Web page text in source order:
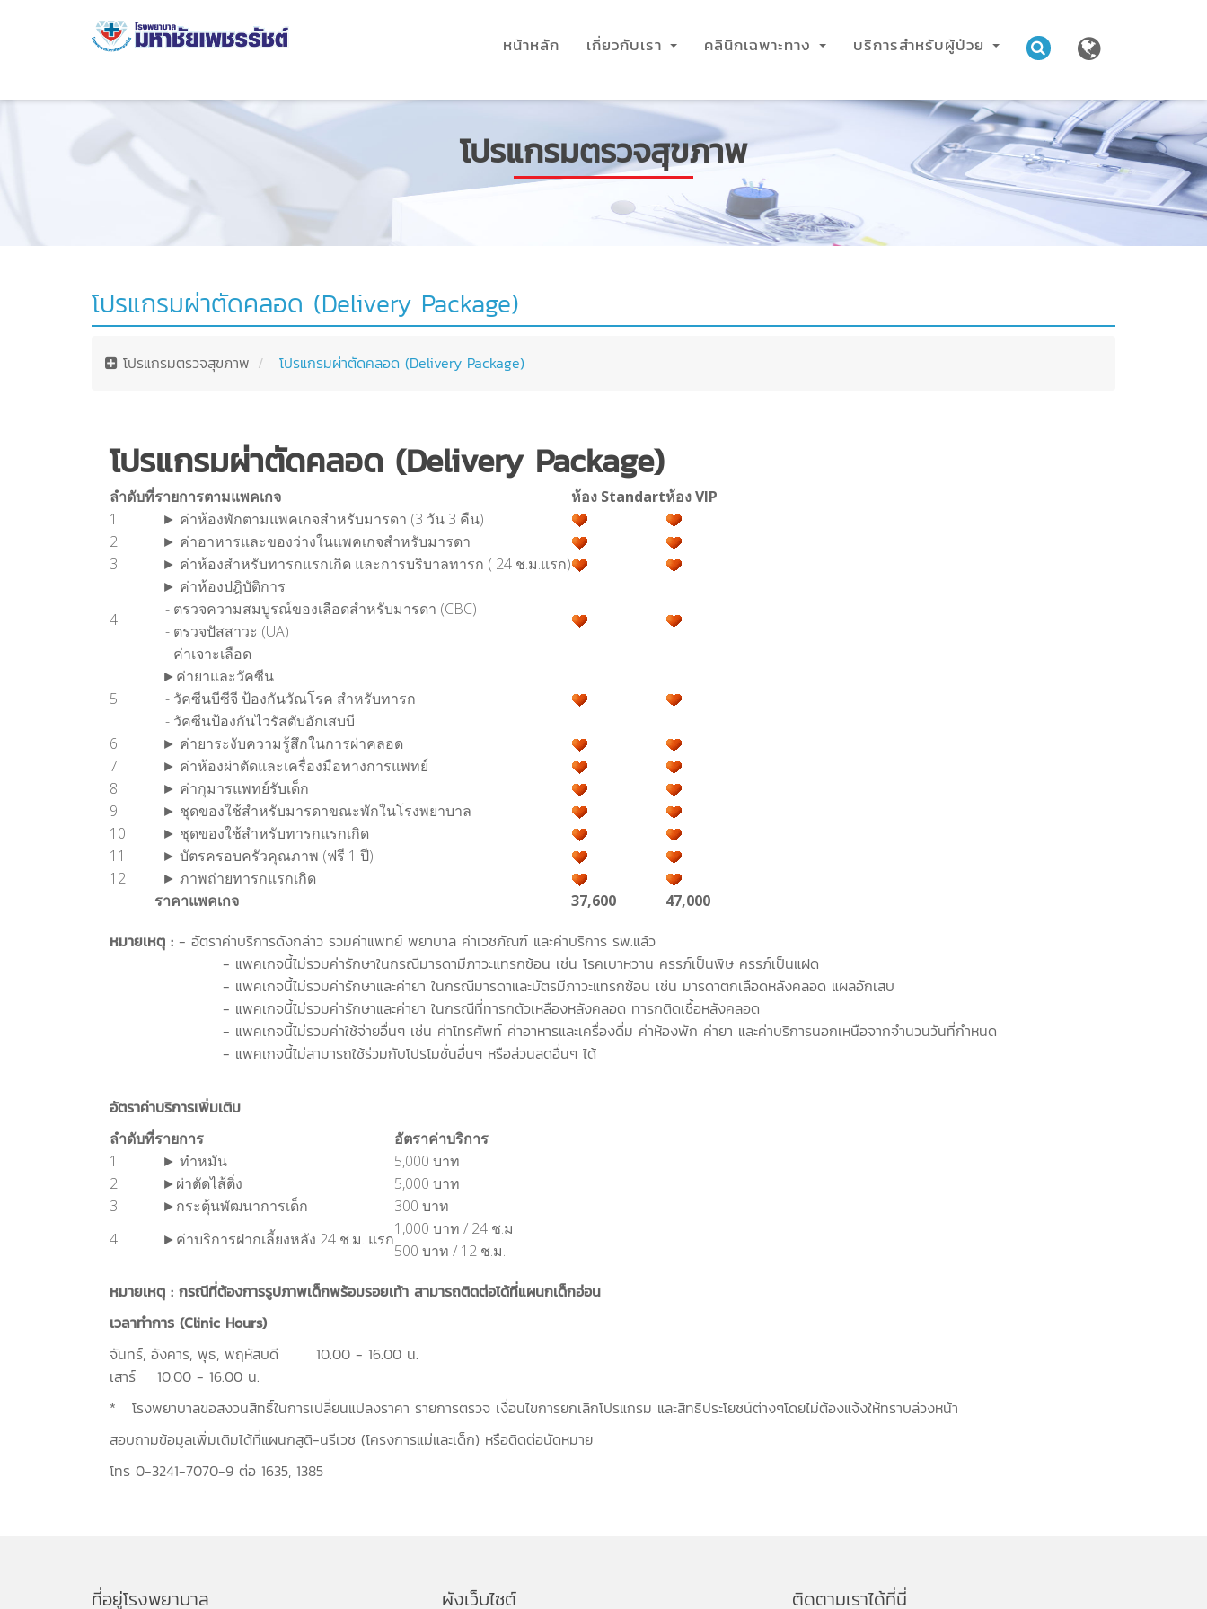
หน้าหลัก เกี่ยวกับเรา คลินิกเฉพาะทาง บริการสำหรับผู้ป่วย
โปรแกรมตรวจสุขภาพ
โปรแกรมผ่าตัดคลอด (Delivery Package)
โปรแกรมตรวจสุขภาพ โปรแกรมผ่าตัดคลอด (Delivery Package)
โปรแกรมผ่าตัดคลอด (Delivery Package)
ลำดับที่รายการตามแพคเกจ ห้อง Standartห้อง VIP
1
► ค่าห้องพักตามแพคเกจสำหรับมารดา (3 วัน 3 คืน)
2
► ค่าอาหารและของว่างในแพคเกจสำหรับมารดา
3
► ค่าห้องสำหรับทารกแรกเกิด และการบริบาลทารก ( 24 ช.ม.แรก)
4
► ค่าห้องปฎิบัติการ
- ตรวจความสมบูรณ์ของเลือดสำหรับมารดา (CBC)
- ตรวจปัสสาวะ (UA)
- ค่าเจาะเลือด
5
►ค่ายาและวัคซีน
- วัคซีนบีซีจี ป้องกันวัณโรค สำหรับทารก
- วัคซีนป้องกันไวรัสตับอักเสบบี
6
► ค่ายาระงับความรู้สึกในการผ่าคลอด
7
► ค่าห้องผ่าตัดและเครื่องมือทางการแพทย์
8
► ค่ากุมารแพทย์รับเด็ก
9
► ชุดของใช้สำหรับมารดาขณะพักในโรงพยาบาล
10
► ชุดของใช้สำหรับทารกแรกเกิด
11
► บัตรครอบครัวคุณภาพ (ฟรี 1 ปี)
12
► ภาพถ่ายทารกแรกเกิด
ราคาแพคเกจ
37,600 47,000
หมายเหตุ : - อัตราค่าบริการดังกล่าว รวมค่าแพทย์ พยาบาล ค่าเวชภัณฑ์ และค่าบริการ รพ.แล้ว
- แพคเกจนี้ไม่รวมค่ารักษาในกรณีมารดามีภาวะแทรกซ้อน เช่น โรคเบาหวาน ครรภ์เป็นพิษ ครรภ์เป็นแฝด
- แพคเกจนี้ไม่รวมค่ารักษาและค่ายา ในกรณีมารดาและบัตรมีภาวะแทรกซ้อน เช่น มารดาตกเลือดหลังคลอด แผลอักเสบ
- แพคเกจนี้ไม่รวมค่ารักษาและค่ายา ในกรณีที่ทารกตัวเหลืองหลังคลอด ทารกติดเชื้อหลังคลอด
- แพคเกจนี้ไม่รวมค่าใช้จ่ายอื่นๆ เช่น ค่าโทรศัพท์ ค่าอาหารและเครื่องดื่ม ค่าห้องพัก ค่ายา และค่าบริการนอกเหนือจากจำนวนวันที่กำหนด
- แพคเกจนี้ไม่สามารถใช้ร่วมกับโปรโมชั่นอื่นๆ หรือส่วนลดอื่นๆ ได้
อัตราค่าบริการเพิ่มเติม
ลำดับที่รายการ
อัตราค่าบริการ
1
► ทำหมัน
5,000 บาท
2
►ผ่าตัดไส้ติ่ง
5,000 บาท
3
►กระตุ้นพัฒนาการเด็ก
300 บาท
4
►ค่าบริการฝากเลี้ยงหลัง 24 ช.ม. แรก
1,000 บาท / 24 ช.ม.
500 บาท / 12 ช.ม.
หมายเหตุ : กรณีที่ต้องการรูปภาพเด็กพร้อมรอยเท้า สามารถติดต่อได้ที่แผนกเด็กอ่อน
เวลาทำการ (Clinic Hours)
จันทร์, อังคาร, พุธ, พฤหัสบดี 10.00 - 16.00 น.
เสาร์ 10.00 - 16.00 น.
* โรงพยาบาลขอสงวนสิทธิ์ในการเปลี่ยนแปลงราคา รายการตรวจ เงื่อนไขการยกเลิกโปรแกรม และสิทธิประโยชน์ต่างๆโดยไม่ต้องแจ้งให้ทราบล่วงหน้า
สอบถามข้อมูลเพิ่มเติมได้ที่แผนกสูติ-นรีเวช (โครงการแม่และเด็ก) หรือติดต่อนัดหมาย
โทร 0-3241-7070-9 ต่อ 1635, 1385
ที่อยู่โรงพยาบาล ผังเว็บไซต์ ติดตามเราได้ที่นี่